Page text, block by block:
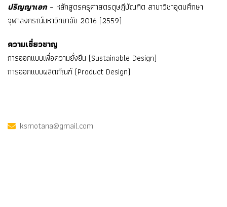
ปริญญาเอก– หลักสูตรครุศาสตรดุษฎีบัณฑิต สาขาวิชาอุดมศึกษา
จุฬาลงกรณ์มหาวิทยาลัย 2016 (2559)
ความเชี่ยวชาญ
การออกแบบเพื่อความยั่งยืน (Sustainable Design)
การออกแบบผลิตภัณฑ์ (Product Design)
ksmotana@gmail.com